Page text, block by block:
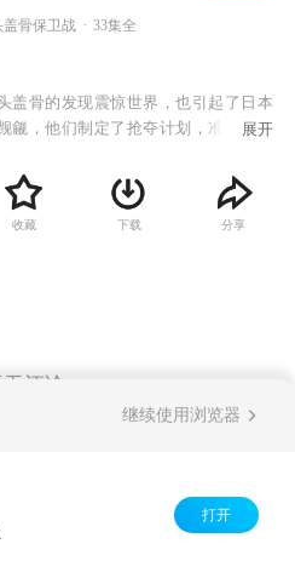
骨保卫战 33集全
盖骨的发现震惊世界，也引起了日本
觎，他们制定了抢夺计划，准备将其
军刀。爱国医生刘云翔的父亲在行动
并被诬陷为监守自盗，为替父雪耻，
刘云翔误打误撞进入了军刀行动中。
宝的阴谋，他也在血与火的斗争中光
共产党员并收获了自己幸福的爱情。
展开
收藏 下载 分享
评论
继续使用浏览器
打开